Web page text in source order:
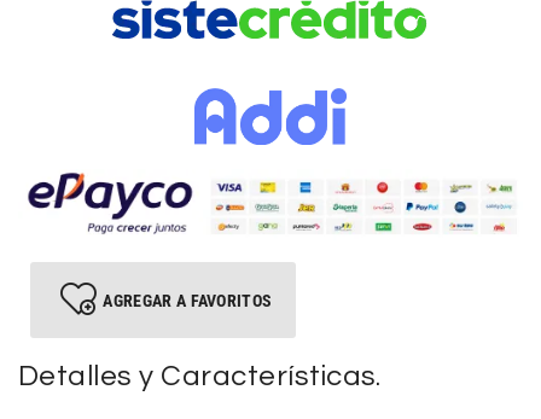
AGREGAR A FAVORITOS
Detalles y Características.